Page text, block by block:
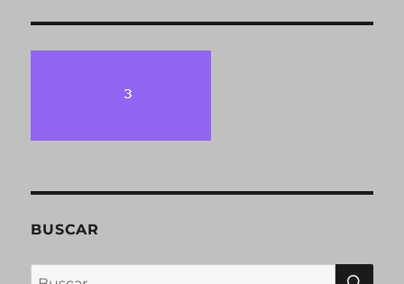
BUSCAR
Buscar